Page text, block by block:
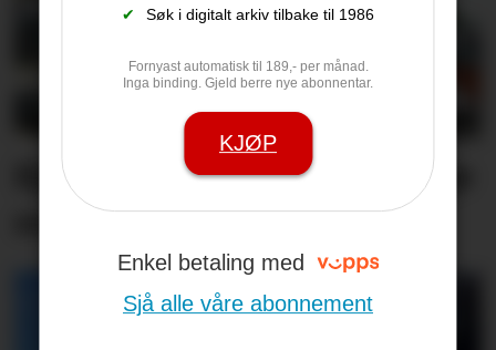
✔ Søk i digitalt arkiv tilbake til 1986
Fornyast automatisk til 189,- per månad.
Inga binding. Gjeld berre nye abonnentar.
KJØP
Enkel betaling med
Sjå alle våre abonnement
Kjenner du nokon frivillige
som fortener pris?